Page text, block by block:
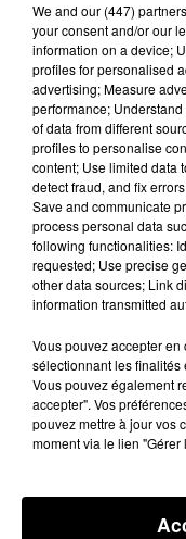
Lecture (4
100%
100% Radio les
22 décembre 2023 -
LES INFOS DES
22/12/2023 À
Podcasts infos des
We and our (447) partners
your consent and/or our
information on a device;
profiles for personalised
advertising; Measure
performance;
of data from different
profiles to personalise
content; Use limited data
detect fraud, and fix
Save and communicate
process personal data
following functionalities:
requested; Use precise
other data sources; Link
information transmitted
Vous pouvez accepter en
sélectionnant les finalités
Vous pouvez également
accepter". Vos
pouvez mettre à jour vos
moment via le lien